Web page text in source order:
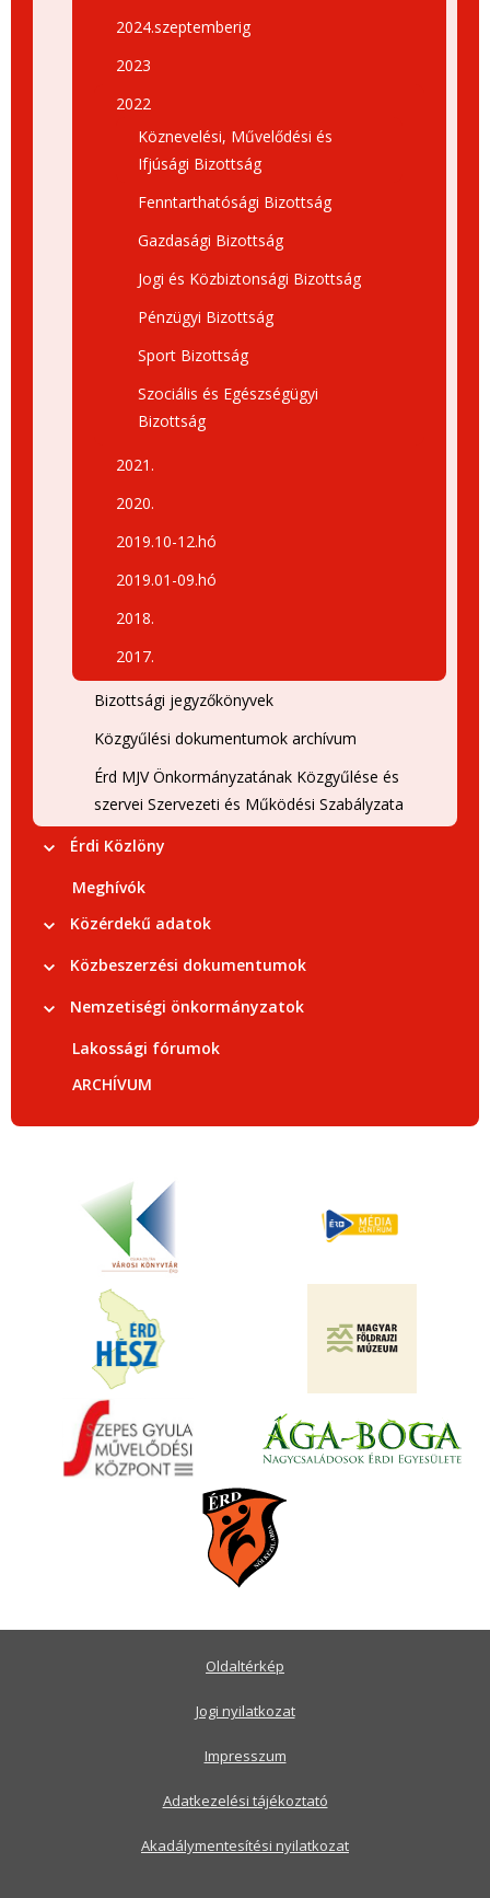
2024.szeptemberig
2023
2022
Köznevelési, Művelődési és
Ifjúsági Bizottság
Fenntarthatósági Bizottság
Gazdasági Bizottság
Jogi és Közbiztonsági Bizottság
Pénzügyi Bizottság
Sport Bizottság
Szociális és Egészségügyi
Bizottság
2021.
2020.
2019.10-12.hó
2019.01-09.hó
2018.
2017.
Bizottsági jegyzőkönyvek
Közgyűlési dokumentumok archívum
Érd MJV Önkormányzatának Közgyűlése és
szervei Szervezeti és Működési Szabályzata
Érdi Közlöny
Meghívók
Közérdekű adatok
Közbeszerzési dokumentumok
Nemzetiségi önkormányzatok
Lakossági fórumok
ARCHÍVUM
Oldaltérkép
Jogi nyilatkozat
Impresszum
Adatkezelési tájékoztató
Akadálymentesítési nyilatkozat